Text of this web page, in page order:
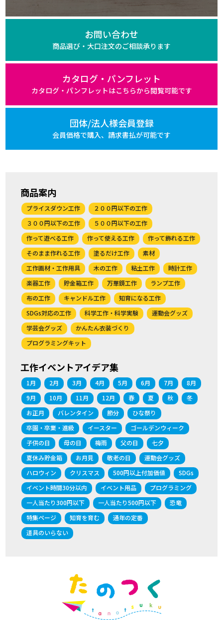
お問い合わせ
商品選び・大口注文のご相談承ります
カタログ・パンフレット
カタログ・パンフレットはこちらから閲覧可能です
団体/法人様会員登録
会員価格で購入、 請求書払が可能です
商品案内
プライスダウン工作
２００円以下の工作
３００円以下の工作
５００円以下の工作
作って遊べる工作
作って使える工作
作って飾れる工作
そのまま作れる工作
塗るだけ工作
素材
工作画材・工作用具
木の工作 粘土工作
時計工作
楽器工作
貯金箱工作 万華鏡工作
ランプ工作
布の工作
キャンドル工作
知育になる工作
SDGs対応の工作
科学工作・科学実験
運動会グッズ
学芸会グッズ
かんたん衣装づくり
プログラミングキット
工作イベントアイデア集
1月 2月 3月 4月 5月 6月 7月
8月
9月
10月 11月 12月 春 夏 秋
冬
お正月
バレンタイン 節分
ひな祭り
卒園・卒業・進級
イースター
ゴールデンウィーク
子供の日
母の日 梅雨 父の日
七夕
夏休み貯金箱
お月見 敬老の日
運動会グッズ
ハロウィン
クリスマス 500円以上付加価値
SDGs
イベント時間30分以内
イベント用品
プログラミング
一人当たり300円以下
一人当たり500円以下
恐竜
特集ページ
知育を育む
通年の定番
道具のいらない